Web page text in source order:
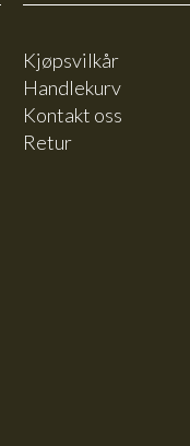
Kjøpsvilkår
Handlekurv
Kontakt oss
Retur